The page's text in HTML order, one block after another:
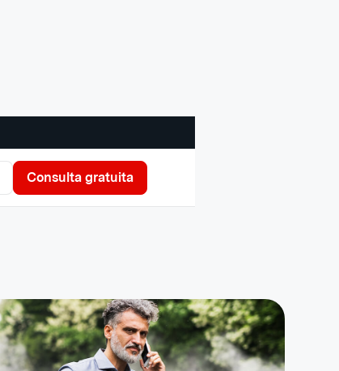
Consulta gratuita